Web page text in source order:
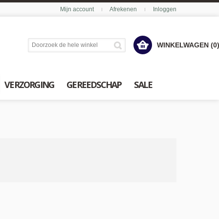
Mijn account Afrekenen Inloggen
WINKELWAGEN (0)
VERZORGING GEREEDSCHAP SALE